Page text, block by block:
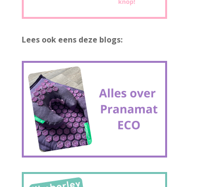
Lees ook eens deze blogs: